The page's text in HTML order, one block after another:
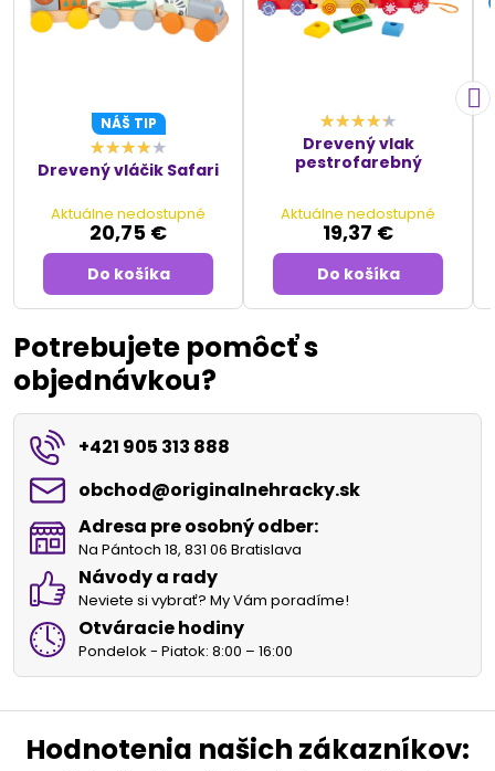
NÁŠ TIP
Drevený vláčik Safari
Aktuálne nedostupné
20,75 €
Do košíka
Drevený vlak
pestrofarebný
Aktuálne nedostupné
19,37 €
Do košíka
Potrebujete pomôcť s
objednávkou?
+421 905 313 888
obchod​@originalnehracky​.sk
Adresa pre osobný odber:
Na Pántoch 18, 831 06 Bratislava
Návody a rady
Neviete si vybrať? My Vám poradíme!
Otváracie hodiny
Pondelok - Piatok: 8:00 – 16:00
Hodnotenia našich zákazníkov: